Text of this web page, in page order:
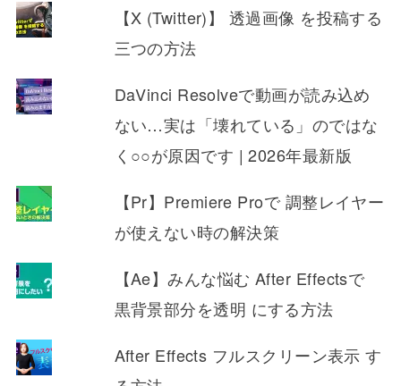
【X (Twitter)】 透過画像 を投稿する
三つの方法
DaVinci Resolveで動画が読み込め
ない…実は「壊れている」のではな
く○○が原因です | 2026年最新版
【Pr】Premiere Proで 調整レイヤー
が使えない時の解決策
【Ae】みんな悩む After Effectsで
黒背景部分を透明 にする方法
After Effects フルスクリーン表示 す